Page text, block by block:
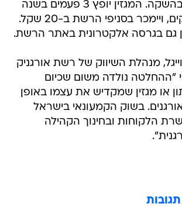
140 אלף שקל בהשקה. המגזין יופץ 3 פעמים בשנה
ב-18 אלף עותקים, ויימכר בסניפי הרשת ב-20 שקל.
גם בגרסה אלקטרונית באתר הרשת.
מנהלת השיווק של רשת אורגניק
נולדה משום שכיום
או מגזין שמקדיש את עצמו באופן
בשוק הקמעונאי בישראל
הלקוחות ובחינוך הקהילה